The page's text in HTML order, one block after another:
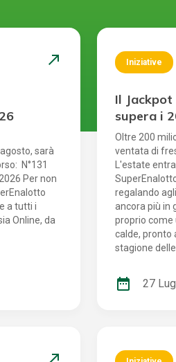
north_east
sarà
non
a tutti i
Online, da
Iniziative
Il
supera i
sogno
servito
Oltre 200
ventata di
L'estate
regalando
ancora più in
proprio come
calde, pronto
stagione
protagonista
centrare il 6?
date_range 27
north_east